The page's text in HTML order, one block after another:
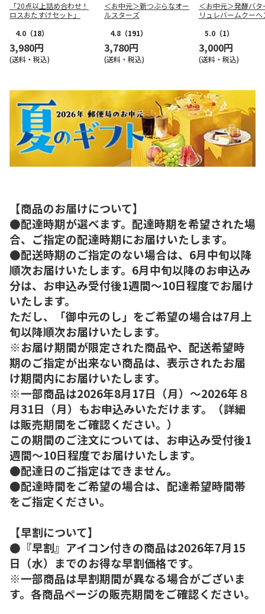
「20点以上詰め合わせ！
ロスおたすけセット」
4.0 （18）
3,980円
(送料・税込)
＜お中元＞新つぶらなオー
ルスターズ
4.8 （191）
3,780円
(送料・税込)
＜お中元＞発酵バタ
リュレバームクー
5.0 （1）
3,000円
(送料・税込)
【商品のお届けについて】
●配達時期が選べます。配達時期を希望された場
合、ご指定の配達時期にお届けいたします。
●配送時期のご指定のない場合は、6月中旬以降
順次お届けいたします。6月中旬以降のお申込み
分は、お申込み受付後1週間～10日程度でお届け
いたします。
ただし、「御中元のし」をご希望の場合は7月上
旬以降順次お届けいたします。
※お届け期間が限定された商品や、配送希望時
期のご指定が出来ない商品は、表示されたお届
け期間内にお届けいたします。
※一部商品は2026年8月17日（月）～2026年８
月31日（月）もお申込みいただけます。（詳細
は販売期間をご確認ください。）
この期間のご注文については、お申込み受付後1
週間～10日程度でお届けいたします。
●配達日のご指定はできません。
●配達時間をご希望の場合は、配達希望時間帯
をご指定ください。
【早割について】
●『早割』アイコン付きの商品は2026年7月15
日（水）までのお得な早割価格です。
※一部商品は早割期間が異なる場合がございま
す。各商品ページの販売期間をご確認ください。